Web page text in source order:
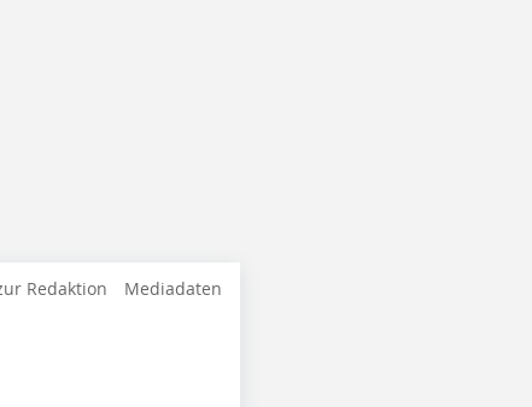
Redaktion Mediadaten